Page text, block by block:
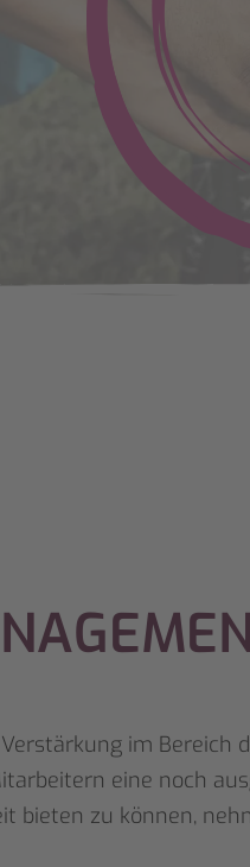
im Bereich
eine noch
bieten zu können,